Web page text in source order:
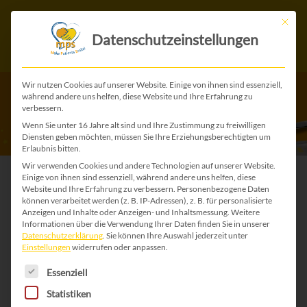
Traum erfüllen →
Schenk eine
Standlupe mit 2-
Mit
Datenschutzeinstellungen
Wir nutzen Cookies auf unserer Website. Einige von ihnen sind essenziell,
während andere uns helfen, diese Website und Ihre Erfahrung zu
verbessern.
Wenn Sie unter 16 Jahre alt sind und Ihre Zustimmung zu freiwilligen
Diensten geben möchten, müssen Sie Ihre Erziehungsberechtigten um
Erlaubnis bitten.
Wir verwenden Cookies und andere Technologien auf unserer Website.
Einige von ihnen sind essenziell, während andere uns helfen, diese
Website und Ihre Erfahrung zu verbessern. Personenbezogene Daten
können verarbeitet werden (z. B. IP-Adressen), z. B. für personalisierte
Anzeigen und Inhalte oder Anzeigen- und Inhaltsmessung. Weitere
Informationen über die Verwendung Ihrer Daten finden Sie in unserer
Datenschutzerklärung. Sie können Ihre Auswahl jederzeit unter
Einstellungen widerrufen oder anpassen.
Es folgt eine Liste der Service-Gruppen, für die
Essenziell
Statistiken